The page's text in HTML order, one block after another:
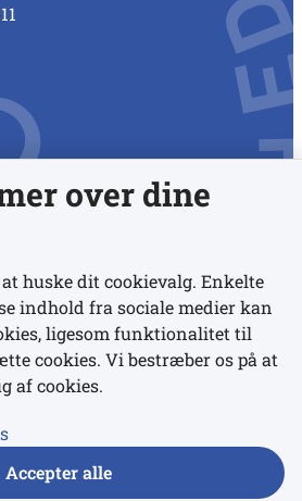
over dine
huske dit cookievalg. Enkelte
indhold fra sociale medier kan
ligesom funktionalitet til
cookies. Vi bestræber os på at
af cookies.
Accepter alle